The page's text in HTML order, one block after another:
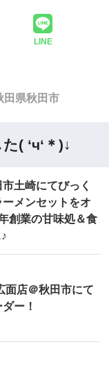
LINE
田県秋田市
( ‘ч‘＊)↓
土崎にてびっく
メンセットをオ
創業の甘味処＆食
面店＠秋田市にて
ー！